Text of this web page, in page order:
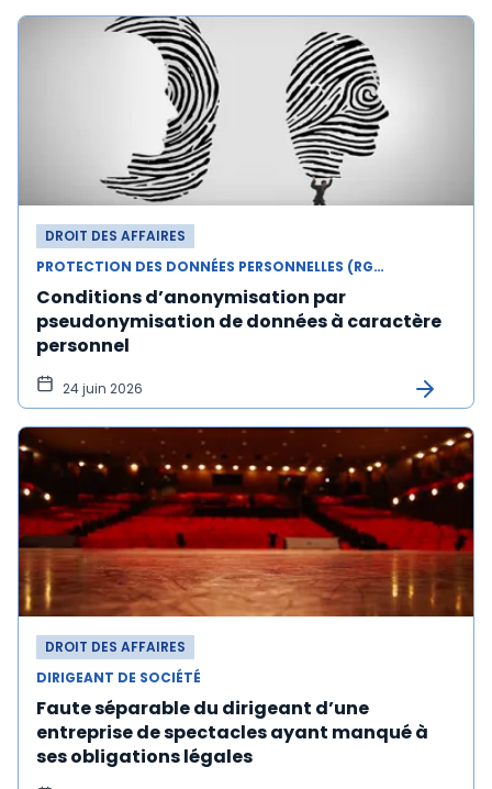
DROIT DES AFFAIRES
PROTECTION DES DONNÉES PERSONNELLES (RGPD)
Conditions d’anonymisation par
pseudonymisation de données à caractère
personnel
24 juin 2026
DROIT DES AFFAIRES
DIRIGEANT DE SOCIÉTÉ
Faute séparable du dirigeant d’une
entreprise de spectacles ayant manqué à
ses obligations légales